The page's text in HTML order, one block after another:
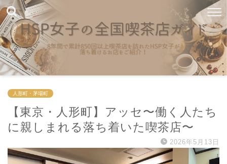
人形町・茅場町
【東京・人形町】アッセ〜働く人たち
に親しまれる落ち着いた喫茶店〜
2026年5月13日